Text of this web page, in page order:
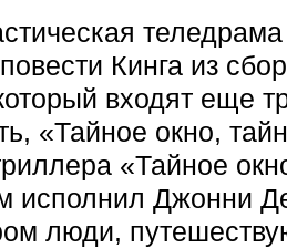
Кинга из
входят еще
«Тайное окно,
«Тайное
исполнил Джонни
люди,